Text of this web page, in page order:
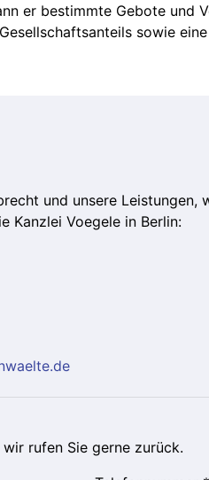
er bestimmte Gebote und
sowie
und unsere Leistungen,
Kanzlei Voegele in Berlin:
rufen Sie gerne zurück.